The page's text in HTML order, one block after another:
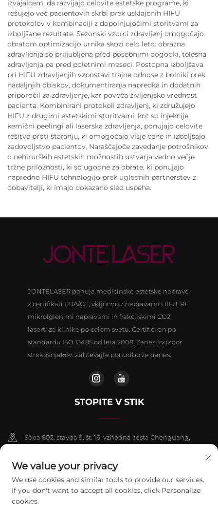
izvajalcem, da razvijajo celovite estetske programe, ki
rešujejo več pacientovih skrbi prek usklajenih HIFU
protokolov v kombinaciji z dopolnjujočimi storitvami za
izboljšane rezultate. Sezonski vzorci zdravljenj omogočajo
obratom optimizacijo urnika skozi celo leto: obrazna
zdravljenja so priljubljena pred posebnimi dogodki, telesna
zdravljenja pa pred poletnimi meseci. Postopna izboljšava
pri HIFU zdravljenjih vzpostavi trajne odnose z bolniki prek
nadaljnjih obiskov, dokumentiranja napredka in dodatnih
priporočil za zdravljenje, kar poveča življenjsko vrednost
pacienta. Kombinirani protokoli zdravljenj, ki združujejo
HIFU z drugimi estetskimi storitvami, kot so injekcije,
kemični peelingi ali laserska zdravljenja, ponujajo celovite
rešitve proti staranju, ki omogočajo višje cene in izboljšajo
zadovoljstvo pacientov. Naraščajoče zavedanje potrošnikov
o nehirurških estetskih možnostih ustvarja vedno večje
tržne priložnosti, ki so ugodne za obrate, ki ponujajo
napredno HIFU tehnologijo prek uglednih partnerstev z
dobavitelji, ki imajo dokazano sled uspeha.
JONTELASER ponuja medicinske estetske naprave
z certifikati FDA/CE, vključno z napravami HIFU, RF
mikroiglenimi napravami in frakcijskimi CO2
laserti za klinike po celem svetu. Certificiran po
standardu ISO 13485 od leta 2008. Zanesljiv izbor
strokovnjakov. Zahtevajte ponudbo že danes.
STOPITE V STIK
Soba 802, stavba 9, št. 16, vzhodna cesta Chenguang,
+86-13911459627
[email protected]
We value your privacy
We use cookies and similar tools to provide our services.
If you don't want to accept all cookies, click Personalize
cookies.